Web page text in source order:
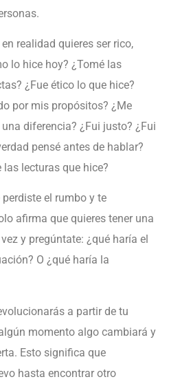
realidad quieres ser rico,
lo hice hoy? ¿Tomé las
¿Fue ético lo que hice?
por mis propósitos? ¿Me
diferencia? ¿Fui justo? ¿Fui
pensé antes de hablar?
las lecturas que hice?
el rumbo y te
afirma que quieres tener una
y pregúntate: ¿qué haría el
O ¿qué haría la
a partir de tu
momento algo cambiará y
Esto significa que
hasta encontrar otro